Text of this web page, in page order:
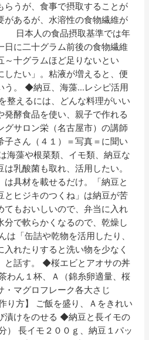
らうが、食事で摂取することが
があるが、水溶性の食物繊維が
日本人の食品摂取基準では年
日に二十グラム前後の食物繊維
～十グラムほど足りないとい
したい」。粘液が増えると、便
う。 ◆納豆、海藻…レシピ活用
えるには、どんな料理がいい
発酵食品を使い、親子で作れる
グサロン栄（名古屋市）の講師
子さん（４１）＝写真＝に聞い
藻や根菜類、イモ類、納豆な
乳酸菌も取れ、活用したい。
具材を載せるだけ。「納豆と
とヒジキのつくね」は納豆が苦
てもおいしいので、弁当に入れ
分で軟らかくなるので、乾燥し
「缶詰や乾物を活用したり、
入れたりすると洗い物を少なく
と話す。 ◆桜エビとアオサの丼
わん１杯、Ａ（錦糸卵適量、桜
・マグロフレーク各大さじ
り方】 ご飯を盛り、Ａをきれい
漬けをのせる ◆納豆と長イモの
） 長イモ２００ｇ、納豆１パッ